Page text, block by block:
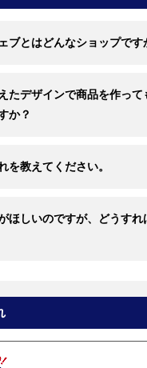
ブとはどんなショップです
たデザインで商品を作って
か？
を教えてください。
ほしいのですが、どうすれ